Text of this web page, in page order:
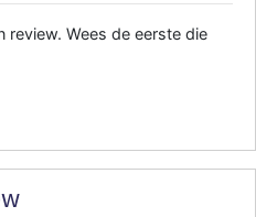
review. Wees de eerste die